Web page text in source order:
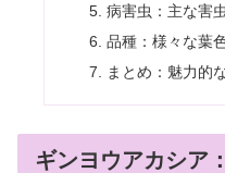
病害虫：主な害
品種：様々な葉
まとめ：魅力的
ギンヨウアカシア